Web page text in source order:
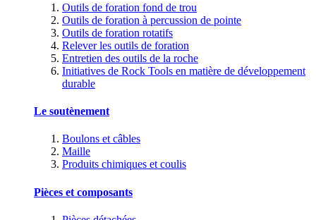
Outils de foration fond de trou
Outils de foration à percussion de pointe
Outils de foration rotatifs
Relever les outils de foration
Entretien des outils de la roche
Initiatives de Rock Tools en matière de développement
durable
Le soutènement
Boulons et câbles
Maille
Produits chimiques et coulis
Pièces et composants